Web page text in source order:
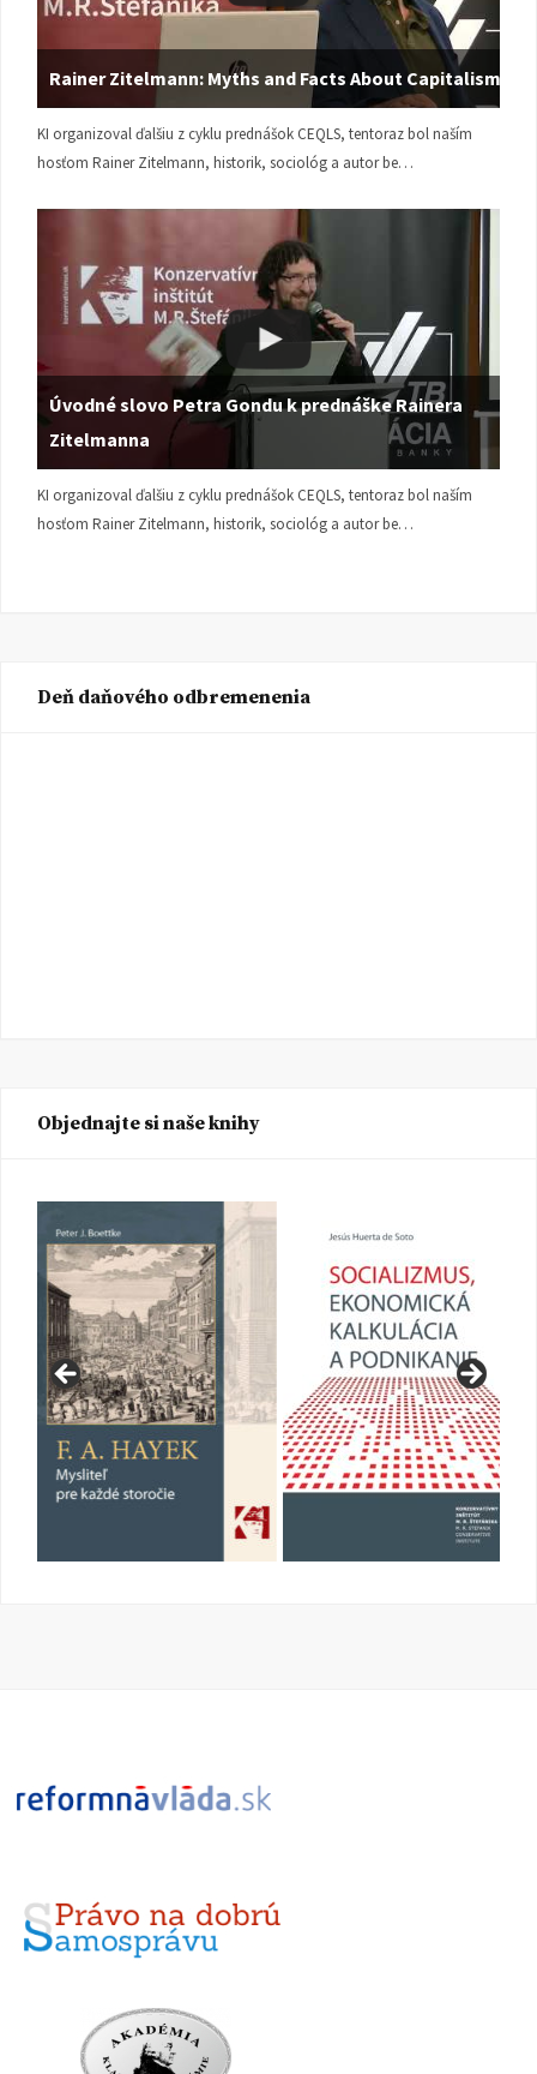
Rainer Zitelmann: Myths and Facts About Capitalism
KI organizoval ďalšiu z cyklu prednášok CEQLS, tentoraz bol naším
hosťom Rainer Zitelmann, historik, sociológ a autor be…
Úvodné slovo Petra Gondu k prednáške Rainera
Zitelmanna
KI organizoval ďalšiu z cyklu prednášok CEQLS, tentoraz bol naším
hosťom Rainer Zitelmann, historik, sociológ a autor be…
Deň daňového odbremenenia
Objednajte si naše knihy